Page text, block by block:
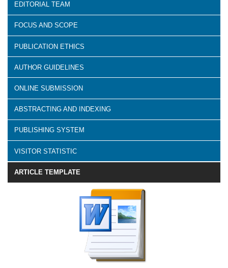
EDITORIAL TEAM
FOCUS AND SCOPE
PUBLICATION ETHICS
AUTHOR GUIDELINES
ONLINE SUBMISSION
ABSTRACTING AND INDEXING
PUBLISHING SYSTEM
VISITOR STATISTIC
ARTICLE TEMPLATE